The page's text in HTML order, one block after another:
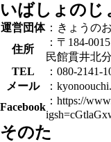
いばしょのじ
運営団体 ：きょうの
住所
：〒184-
民館貫井北
TEL
：080-2141-
メール
：
Facebook
：https://
そのた